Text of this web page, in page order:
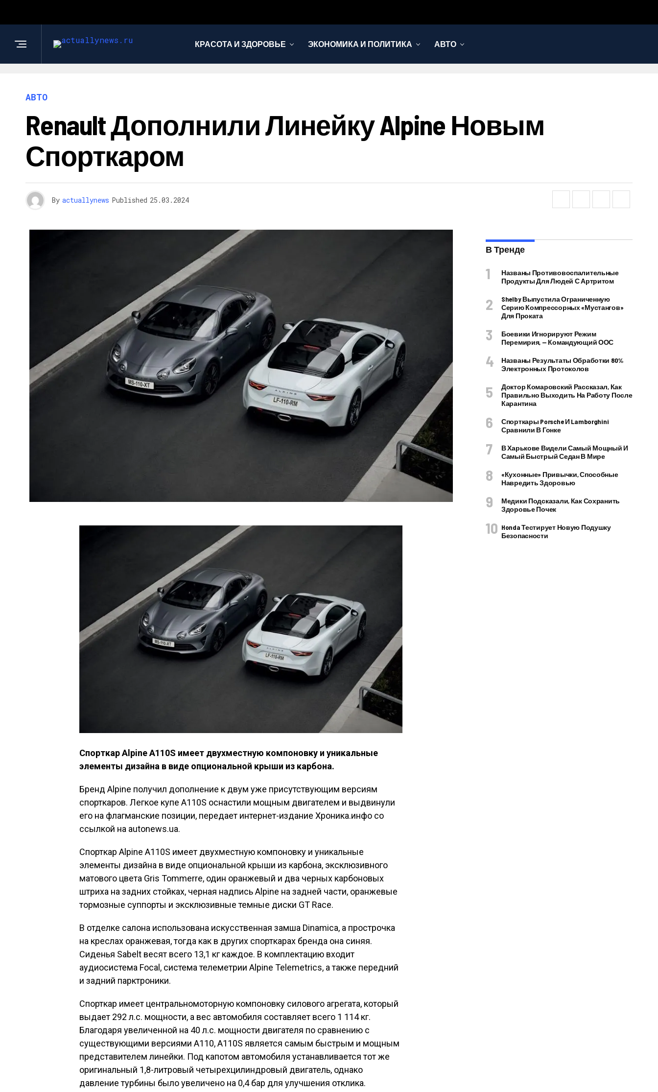
КРАСОТА И ЗДОРОВЬЕ ЭКОНОМИКА И ПОЛИТИКА АВТО
АВТО
Renault Дополнили Линейку Alpine Новым
Спорткаром
By actuallynews Published 25.03.2024
Спорткар Alpine А110S имеет двухместную компоновку и уникальные
элементы дизайна в виде опциональной крыши из карбона.
Бренд Alpine получил дополнение к двум уже присутствующим версиям
спорткаров. Легкое купе А110S оснастили мощным двигателем и выдвинули
его на флагманские позиции, передает интернет-издание Хроника.инфо со
ссылкой на autonews.ua.
Спорткар Alpine А110S имеет двухместную компоновку и уникальные
элементы дизайна в виде опциональной крыши из карбона, эксклюзивного
матового цвета Gris Tommerre, один оранжевый и два черных карбоновых
штриха на задних стойках, черная надпись Alpine на задней части, оранжевые
тормозные суппорты и эксклюзивные темные диски GT Race.
В отделке салона использована искусственная замша Dinamica, а прострочка
на креслах оранжевая, тогда как в других спорткарах бренда она синяя.
Сиденья Sabelt весят всего 13,1 кг каждое. В комплектацию входит
аудиосистема Focal, система телеметрии Alpine Telemetrics, а также передний
и задний парктроники.
Спорткар имеет центральномоторную компоновку силового агрегата, который
выдает 292 л.с. мощности, а вес автомобиля составляет всего 1 114 кг.
Благодаря увеличенной на 40 л.с. мощности двигателя по сравнению с
существующими версиями A110, A110S является самым быстрым и мощным
представителем линейки. Под капотом автомобиля устанавливается тот же
оригинальный 1,8-литровый четырехцилиндровый двигатель, однако
давление турбины было увеличено на 0,4 бар для улучшения отклика.
В Тренде
Названы Противовоспалительные
Продукты Для Людей С Артритом
Shelby Выпустила Ограниченную
Серию Компрессорных «Мустангов»
Для Проката
Боевики Игнорируют Режим
Перемирия, — Командующий ООС
Названы Результаты Обработки 80%
Электронных Протоколов
Доктор Комаровский Рассказал, Как
Правильно Выходить На Работу После
Карантина
Спорткары Porsche И Lamborghini
Сравнили В Гонке
В Харькове Видели Самый Мощный И
Самый Быстрый Седан В Мире
«Кухонные» Привычки, Способные
Навредить Здоровью
Медики Подсказали, Как Сохранить
Здоровье Почек
Honda Тестирует Новую Подушку
Безопасности